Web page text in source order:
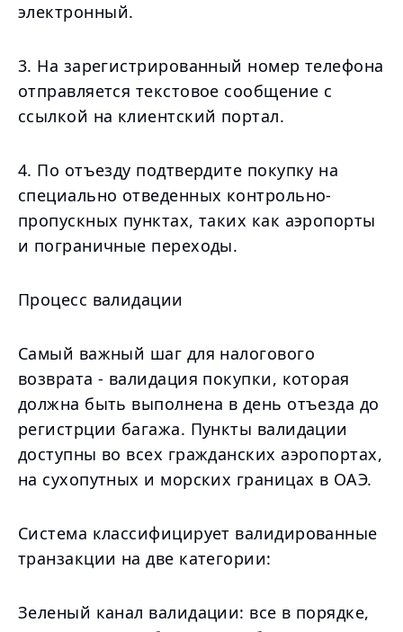
электронный.
3. На зарегистрированный номер телефона
отправляется текстовое сообщение с
ссылкой на клиентский портал.
4. По отъезду подтвердите покупку на
специально отведенных контрольно-
пропускных пунктах, таких как аэропорты
и пограничные переходы.
Процесс валидации
Самый важный шаг для налогового
возврата - валидация покупки, которая
должна быть выполнена в день отъезда до
регистрции багажа. Пункты валидации
доступны во всех гражданских аэропортах,
на сухопутных и морских границах в ОАЭ.
Система классифицирует валидированные
транзакции на две категории:
Зеленый канал валидации: все в порядке,